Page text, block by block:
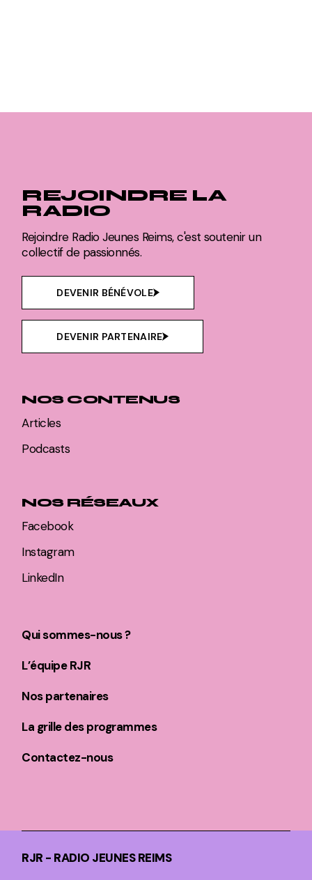
REJOINDRE LA
RADIO
Rejoindre Radio Jeunes Reims, c'est soutenir un
collectif de passionnés.
DEVENIR BÉNÉVOLE
DEVENIR PARTENAIRE
NOS CONTENUS
Articles
Podcasts
NOS RÉSEAUX
Facebook
Instagram
LinkedIn
Qui sommes-nous ?
L’équipe RJR
Nos partenaires
La grille des programmes
Contactez-nous
RJR - RADIO JEUNES REIMS